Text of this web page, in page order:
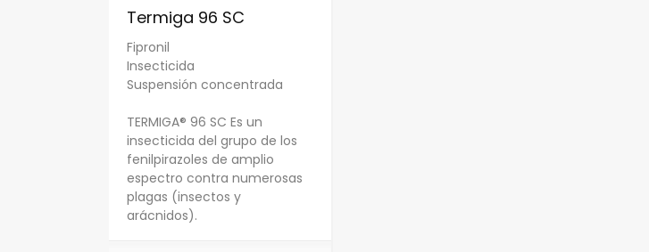
Termiga 96 SC
Fipronil
Insecticida
Suspensión concentrada
TERMIGA® 96 SC Es un
insecticida del grupo de los
fenilpirazoles de amplio
espectro contra numerosas
plagas (insectos y
arácnidos).